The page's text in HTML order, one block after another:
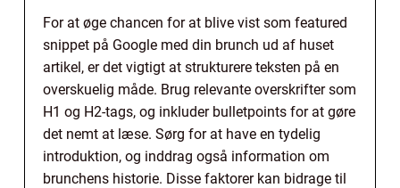
For at øge chancen for at blive vist som featured
snippet på Google med din brunch ud af huset
artikel, er det vigtigt at strukturere teksten på en
overskuelig måde. Brug relevante overskrifter som
H1 og H2-tags, og inkluder bulletpoints for at gøre
det nemt at læse. Sørg for at have en tydelig
introduktion, og inddrag også information om
brunchens historie. Disse faktorer kan bidrage til